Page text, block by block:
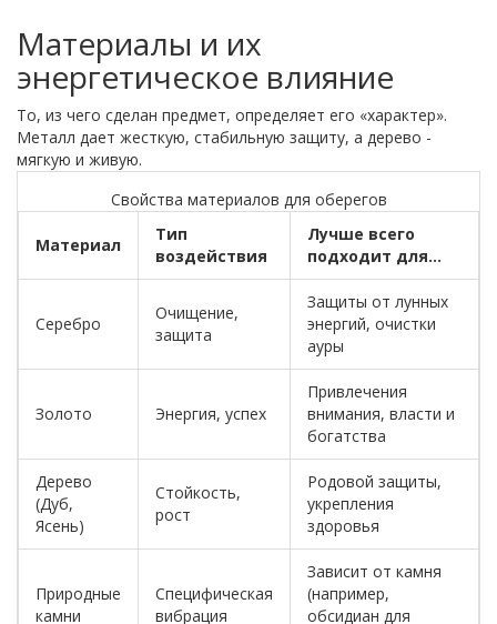
Материалы и их
энергетическое влияние
То, из чего сделан предмет, определяет его «характер».
Металл дает жесткую, стабильную защиту, а дерево -
мягкую и живую.
Свойства материалов для оберегов
Материал
Тип
воздействия
Лучше всего
подходит для...
Серебро
Очищение,
защита
Защиты от лунных
энергий, очистки
ауры
Золото Энергия, успех
Привлечения
внимания, власти и
богатства
Дерево
(Дуб,
Ясень)
Стойкость,
рост
Родовой защиты,
укрепления
здоровья
Природные
камни
Специфическая
вибрация
Зависит от камня
(например,
обсидиан для